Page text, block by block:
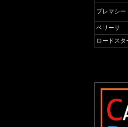
プレマシー
ベリーサ
ロードスタ